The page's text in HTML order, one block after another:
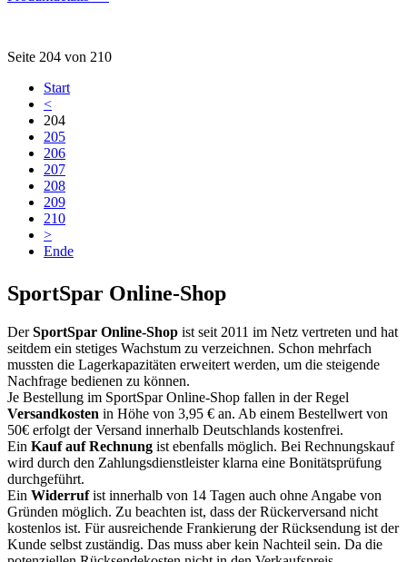
Seite 204 von 210
Start
<
204
205
206
207
208
209
210
>
Ende
SportSpar Online-Shop
DerSportSpar Online-Shop ist seit 2011 im Netz vertreten und hat
seitdem ein stetiges Wachstum zu verzeichnen. Schon mehrfach
mussten die Lagerkapazitäten erweitert werden, um die steigende
Nachfrage bedienen zu können.
Je Bestellung im SportSpar Online-Shop fallen in der Regel
Versandkosten in Höhe von 3,95 € an. Ab einem Bestellwert von
50€ erfolgt der Versand innerhalb Deutschlands kostenfrei.
Ein Kauf auf Rechnung ist ebenfalls möglich. Bei Rechnungskauf
wird durch den Zahlungsdienstleister klarna eine Bonitätsprüfung
durchgeführt.
Ein Widerrufist innerhalb von 14 Tagen auch ohne Angabe von
Gründen möglich. Zu beachten ist, dass der Rückerversand nicht
kostenlos ist. Für ausreichende Frankierung der Rücksendung ist der
Kunde selbst zuständig. Das muss aber kein Nachteil sein. Da die